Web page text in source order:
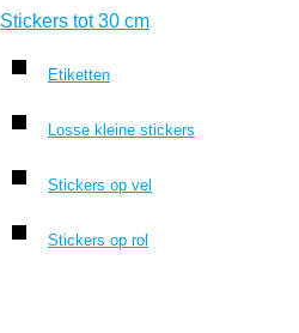
Stickers tot 30 cm
Etiketten
Losse kleine stickers
Stickers op vel
Stickers op rol